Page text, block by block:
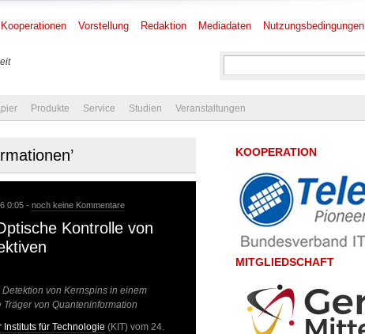
Kooperationen Vorstellung Redaktion Mediadaten Nutzungsbedingungen
Produkte Service Studien Veranstaltungen
0:05 - noch keine Kommentare
Kontrolle von
von Kernspins in einem
von Quanteninformation
Instituts für Technologie (KIT) vom 24.
KOOPERATION
MITGLIEDSCHAFT